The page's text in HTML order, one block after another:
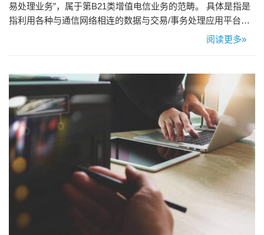
易处理业务”，属于第B21类增值电信业务的范畴。 具体是指是
指利用各种与通信网络相连的数据与交易/事务处理应用平台；
通过通信网络为用户提供在线数据处理和交易/事务处理的业
照副本原件彩色扫描件； 2.公司工商查档的章程原件彩色…
阅读更多»